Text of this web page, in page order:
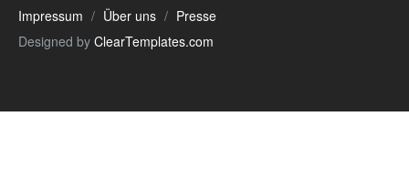
Impressum Über uns
Presse
Designed by ClearTemplates.com